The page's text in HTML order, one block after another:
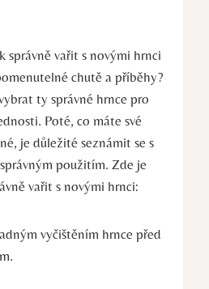
správně vařit s novými hrnci
chutě a příběhy?
ty správné hrnce pro
Poté, co máte své
je důležité seznámit se s
použitím. Zde je
vařit s novými hrnci:
vyčištěním hrnce před